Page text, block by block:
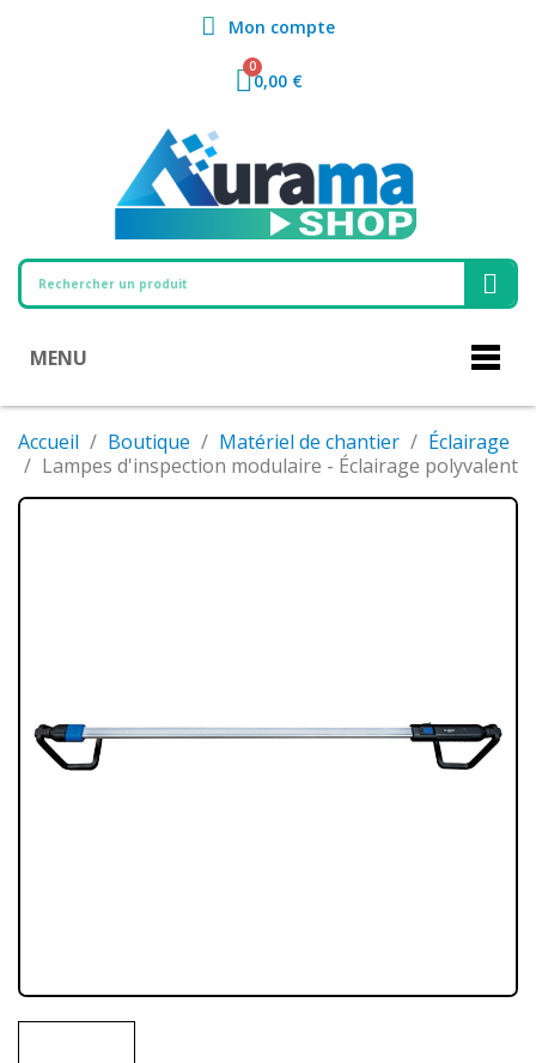
Mon compte
0,00 €
MENU
Accueil Boutique Matériel de chantier
Éclairage
Lampes d'inspection modulaire - Éclairage polyvalent